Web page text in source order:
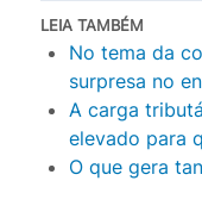
LEIA TAMBÉM
No tema da
surpresa no
A carga
elevado para
O que gera